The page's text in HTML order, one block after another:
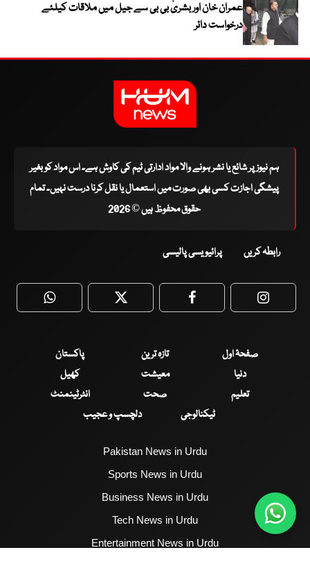
عمران خان اور بشریٰ بی بی سے جیل میں ملاقات کیلئے
درخواست دائر
ہم نیوز پر شائع یا نشر ہونے والا مواد ادارتی ٹیم کی کاوش ہے۔ اس مواد کو بغیر
پیشگی اجازت کسی بھی صورت میں استعمال یا نقل کرنا درست نہیں۔ تمام
حقوق محفوظ ہیں © 2026
رابطہ کریں پرائیویسی پالیسی
WhatsApp Twitter Facebook
صفحۂ اول تازہ ترین
پاکستان
دنیا
معیشت
کھیل
تعلیم
صحت
انٹرٹینمنٹ
ٹیکنالوجی
دلچسپ و عجیب
Pakistan News in Urdu
Sports News in Urdu
Business News in Urdu
Tech News in Urdu
Entertainment News in Urdu